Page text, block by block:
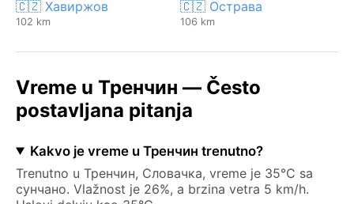
🇨🇿 Хавиржов
102 km
🇨🇿 Острава
106 km
Vreme u Тренчин — Često
postavljana pitanja
Kakvo je vreme u Тренчин trenutno?
Trenutno u Тренчин, Словачка, vreme je 35°C sa
сунчано. Vlažnost je 26%, a brzina vetra 5 km/h.